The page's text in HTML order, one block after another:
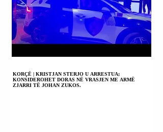
KORÇË | KRISTJAN STERJO U ARRESTUA;
KONSIDEROHET DORAS NË VRASJEN ME ARMË
ZJARRI TË JOHAN ZUKOS.